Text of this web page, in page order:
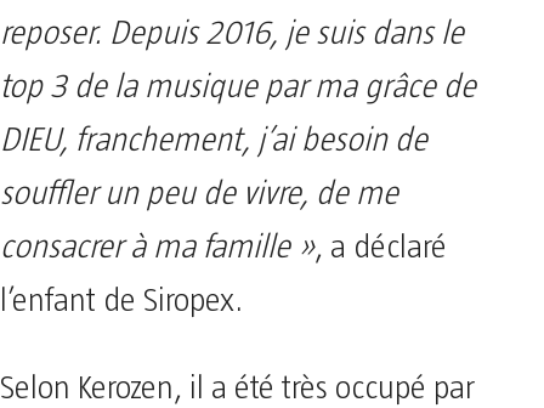
reposer. Depuis 2016, je suis dans le
top 3 de la musique par ma grâce de
DIEU, franchement, j’ai besoin de
souffler un peu de vivre, de me
consacrer à ma famille », a déclaré
l’enfant de Siropex.
Selon Kerozen, il a été très occupé par